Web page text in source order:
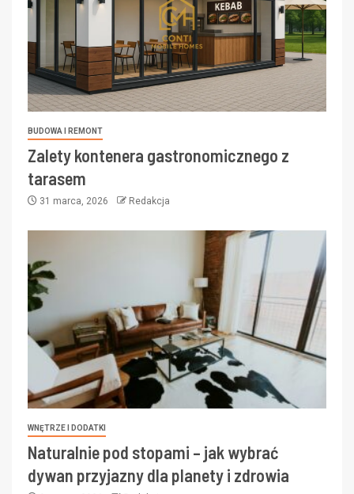
BUDOWA I REMONT
Zalety kontenera gastronomicznego z
tarasem
31 marca, 2026 Redakcja
WNĘTRZE I DODATKI
Naturalnie pod stopami – jak wybrać
dywan przyjazny dla planety i zdrowia